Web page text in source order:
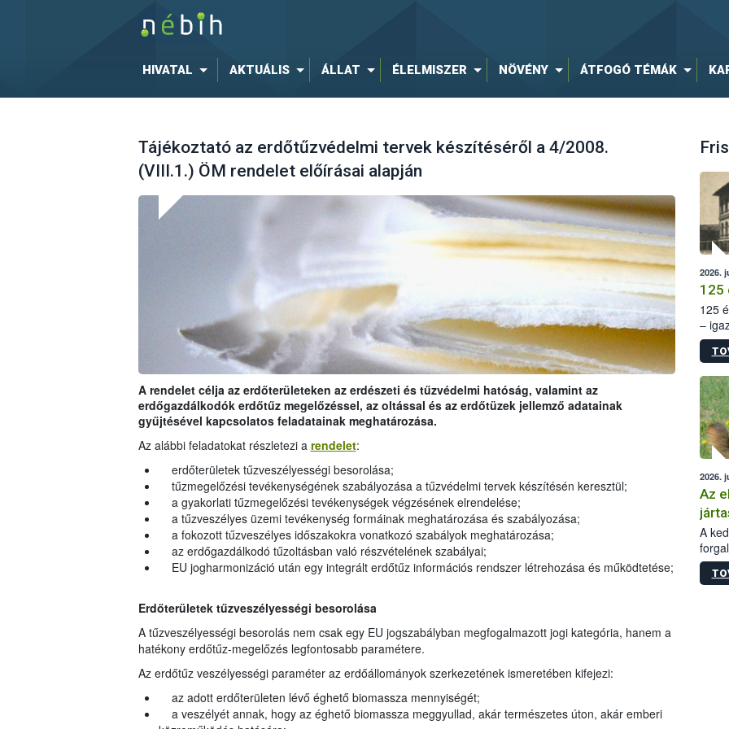
HIVATAL AKTUÁLIS ÁLLAT ÉLELMISZER NÖVÉNY ÁTFOGÓ TÉMÁK
Tájékoztató az erdőtűzvédelmi tervek készítéséről a 4/2008.
(VIII.1.) ÖM rendelet előírásai alapján
A rendelet célja az erdőterületeken az erdészeti és tűzvédelmi hatóság, valamint az
erdőgazdálkodók erdőtűz megelőzéssel, az oltással és az erdőtüzek jellemző adatainak
gyűjtésével kapcsolatos feladatainak meghatározása.
Az alábbi feladatokat részletezi a rendelet:
erdőterületek tűzveszélyességi besorolása;
tűzmegelőzési tevékenységének szabályozása a tűzvédelmi tervek készítésén keresztül;
a gyakorlati tűzmegelőzési tevékenységek végzésének elrendelése;
a tűzveszélyes üzemi tevékenység formáinak meghatározása és szabályozása;
a fokozott tűzveszélyes időszakokra vonatkozó szabályok meghatározása;
az erdőgazdálkodó tűzoltásban való részvételének szabályai;
EU jogharmonizáció után egy integrált erdőtűz információs rendszer létrehozása és működtetése;
Erdőterületek tűzveszélyességi besorolása
A tűzveszélyességi besorolás nem csak egy EU jogszabályban megfogalmazott jogi kategória, hanem a
hatékony erdőtűz-megelőzés legfontosabb paramétere.
Az erdőtűz veszélyességi paraméter az erdőállományok szerkezetének ismeretében kifejezi:
az adott erdőterületen lévő éghető biomassza mennyiségét;
a veszélyét annak, hogy az éghető biomassza meggyullad, akár természetes úton, akár emberi
2026.
125
125
–
15.
2026.
Az
A